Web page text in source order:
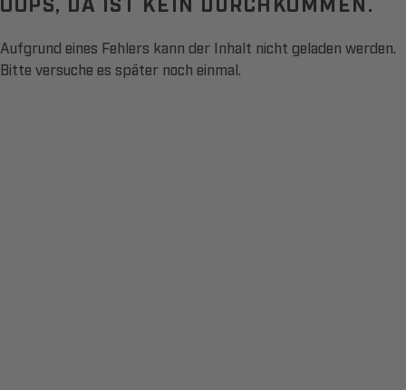
Aufgrund eines Fehlers kann der Inhalt nicht geladen werden.
Bitte versuche es später noch einmal.